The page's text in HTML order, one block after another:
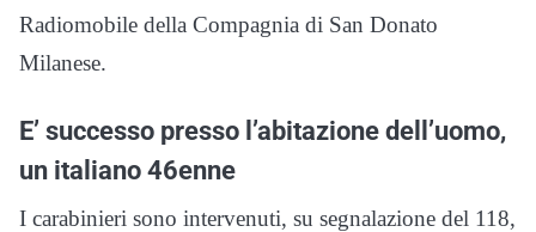
Radiomobile della Compagnia di San Donato
Milanese.
E’ successo presso l’abitazione dell’uomo,
un italiano 46enne
I carabinieri sono intervenuti, su segnalazione del 118,